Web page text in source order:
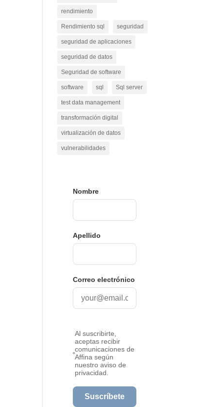
rendimiento
Rendimiento sql seguridad
seguridad de aplicaciones
seguridad de datos
Seguridad de software
software sql Sql server
test data management
transformación digital
virtualización de datos
vulnerabilidades